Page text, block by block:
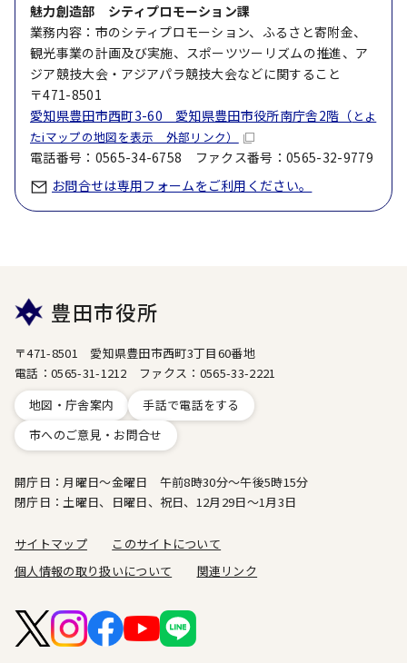
魅力創造部 シティプロモーション課
業務内容：市のシティプロモーション、ふるさと寄附金、
観光事業の計画及び実施、スポーツツーリズムの推進、ア
ジア競技大会・アジアパラ競技大会などに関すること
〒471-8501
愛知県豊田市西町3-60 愛知県豊田市役所南庁舎2階（ とよ
たiマップの地図を表示 外部リンク）
電話番号：0565-34-6758 ファクス番号：0565-32-9779
お問合せは専用フォームをご利用ください。
豊田市役所
〒471-8501 愛知県豊田市西町3丁目60番地
電話：0565-31-1212 ファクス：0565-33-2221
地図・庁舎案内
手話で電話をする
市へのご意見・お問合せ
開庁日：月曜日～金曜日 午前8時30分～午後5時15分
閉庁日：土曜日、日曜日、祝日、12月29日～1月3日
サイトマップ
このサイトについて
個人情報の取り扱いについて
関連リンク